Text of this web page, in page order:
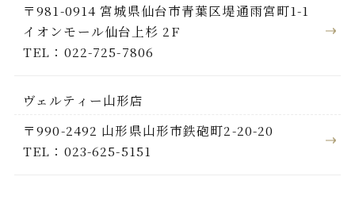
〒981-0914 宮城県仙台市青葉区堤通雨宮町1-1
イオンモール仙台上杉 2F
TEL：022-725-7806
ヴェルティー山形店
〒990-2492 山形県山形市鉄砲町2-20-20
TEL：023-625-5151